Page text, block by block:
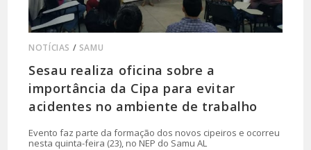
NOTÍCIAS / SAMU
Sesau realiza oficina sobre a
importância da Cipa para evitar
acidentes no ambiente de trabalho
Evento faz parte da formação dos novos cipeiros e ocorreu
nesta quinta-feira (23), no NEP do Samu AL